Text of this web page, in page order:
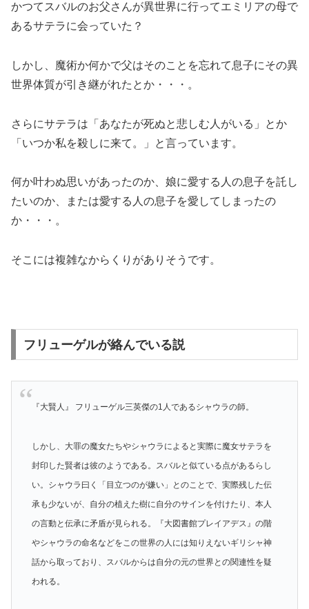
かつてスバルのお父さんが異世界に行ってエミリアの母で
あるサテラに会っていた？
しかし、魔術か何かで父はそのことを忘れて息子にその異
世界体質が引き継がれたとか・・・。
さらにサテラは「あなたが死ぬと悲しむ人がいる」とか
「いつか私を殺しに来て。」と言っています。
何か叶わぬ思いがあったのか、娘に愛する人の息子を託し
たいのか、または愛する人の息子を愛してしまったの
か・・・。
そこには複雑なからくりがありそうです。
フリューゲルが絡んでいる説
『大賢人』 フリューゲル三英傑の1人であるシャウラの師。
しかし、大罪の魔女たちやシャウラによると実際に魔女サテラを
封印した賢者は彼のようである。スバルと似ている点があるらし
い。シャウラ曰く「目立つのが嫌い」とのことで、実際残した伝
承も少ないが、自分の植えた樹に自分のサインを付けたり、本人
の言動と伝承に矛盾が見られる。『大図書館プレイアデス』の階
やシャウラの命名などをこの世界の人には知りえないギリシャ神
話から取っており、スバルからは自分の元の世界との関連性を疑
われる。